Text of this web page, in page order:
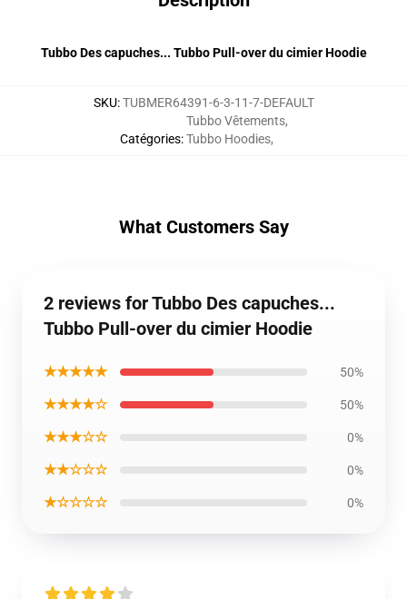
Tubbo Des capuches... Tubbo Pull-over du cimier Hoodie
SKU:TUBMER64391-6-3-11-7-DEFAULT
Catégories:
Tubbo Vêtements,
Tubbo Hoodies,
What Customers Say
2 reviews for Tubbo Des capuches...
Tubbo Pull-over du cimier Hoodie
★★★★★ 50%
★★★★☆ 50%
★★★☆☆ 0%
★★☆☆☆ 0%
★☆☆☆☆ 0%